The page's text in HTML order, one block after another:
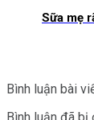
Sữa mẹ
Bình luận bài